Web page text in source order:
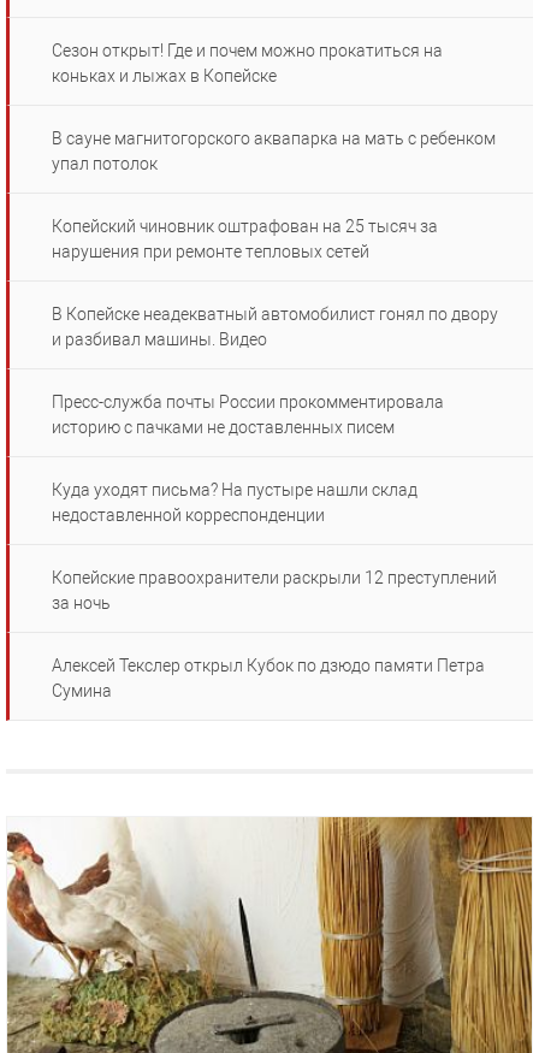
Сезон открыт! Где и почем можно прокатиться на
коньках и лыжах в Копейске
В сауне магнитогорского аквапарка на мать с ребенком
упал потолок
Копейский чиновник оштрафован на 25 тысяч за
нарушения при ремонте тепловых сетей
В Копейске неадекватный автомобилист гонял по двору
и разбивал машины. Видео
Пресс-служба почты России прокомментировала
историю с пачками не доставленных писем
Куда уходят письма? На пустыре нашли склад
недоставленной корреспонденции
Копейские правоохранители раскрыли 12 преступлений
за ночь
Алексей Текслер открыл Кубок по дзюдо памяти Петра
Сумина